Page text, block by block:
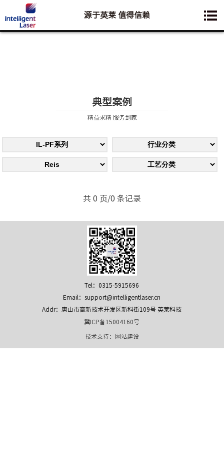
您想要了解的业务是:
源于英莱 值得信赖
典型案例
精益求精 服务到家
共 0 页/0 条记录
Tel：0315-5915696
Email：support@intelligentlaser.cn
Addr：唐山市高新技术开发区新科街109号 英莱科技
冀ICP备15004160号
技术支持： 网站建设